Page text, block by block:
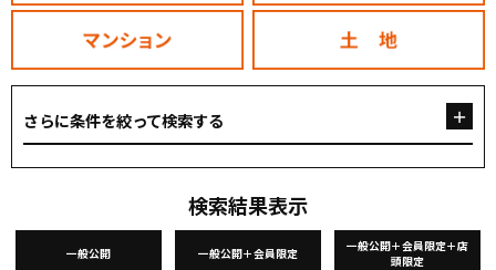
さらに条件を絞って検索する
検索結果表示
一般公開 一般公開＋会員限定
一般公開＋会員限定＋店
頭限定